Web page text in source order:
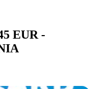
EUR -